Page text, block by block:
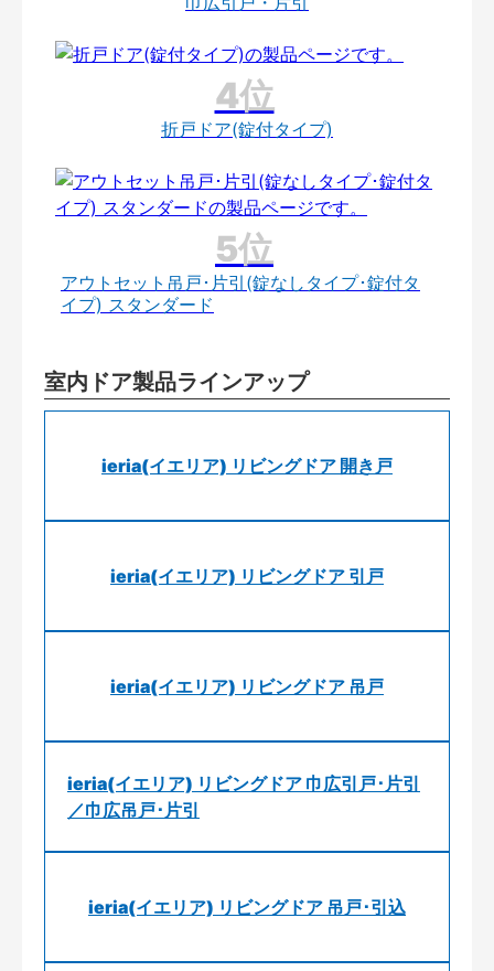
折戸ドア(錠付タイプ)
アウトセット吊戸･片引(錠なしタイプ･錠付タ
イプ) スタンダード
室内ドア製品ラインアップ
ieria(イエリア) リビングドア 開き戸
ieria(イエリア) リビングドア 引戸
ieria(イエリア) リビングドア 吊戸
ieria(イエリア) リビングドア 巾広引戸･片引
／巾広吊戸･片引
ieria(イエリア) リビングドア 吊戸･引込